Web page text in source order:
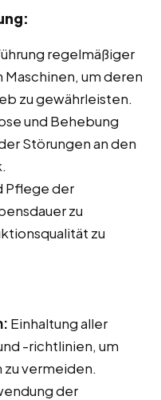
regelmäßiger
um deren
zu gewährleisten.
und Behebung
Störungen an den
Pflege der
zu
zu
Einhaltung aller
-richtlinien, um
zu vermeiden.
der